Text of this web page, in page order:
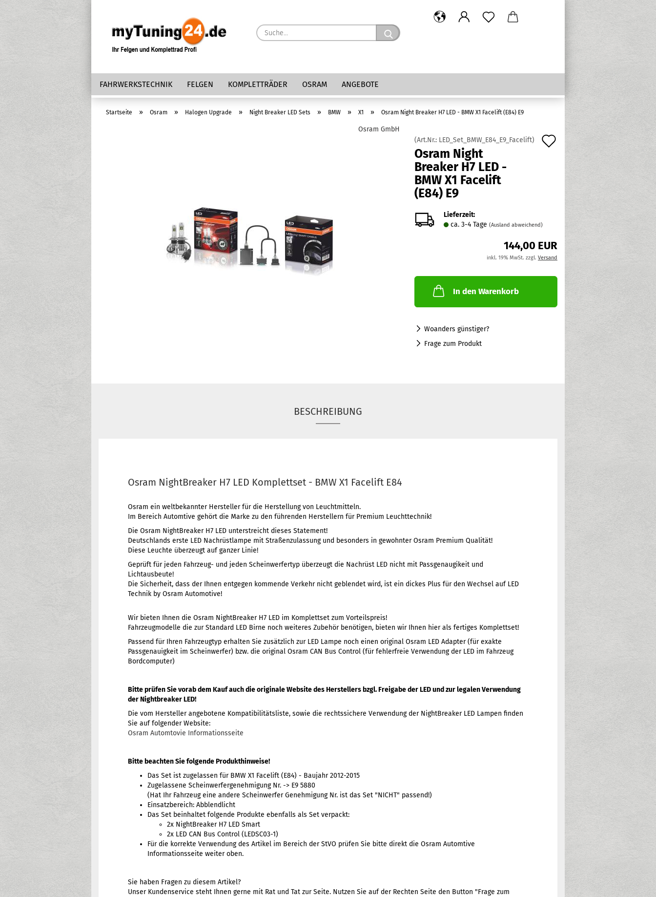
Suche...
FAHRWERKSTECHNIK FELGEN KOMPLETTRÄDER OSRAM ANGEBOTE
Startseite » Osram » Halogen Upgrade » Night Breaker LED Sets » BMW » X1 » Osram Night Breaker H7 LED - BMW X1 Facelift (E84) E9
Osram GmbH
(Art.Nr.: LED_Set_BMW_E84_E9_Facelift)
Merkzettel
Osram Night
Breaker H7 LED -
BMW X1 Facelift
(E84) E9
Lieferzeit:
ca. 3-4 Tage (Ausland abweichend)
144,00 EUR
inkl. 19% MwSt. zzgl. Versand
In den Warenkorb
Woanders günstiger?
Frage zum Produkt
BESCHREIBUNG
Osram NightBreaker H7 LED Komplettset - BMW X1 Facelift E84
Osram ein weltbekannter Hersteller für die Herstellung von Leuchtmitteln.
Im Bereich Automtive gehört die Marke zu den führenden Herstellern für Premium Leuchttechnik!
Die Osram NightBreaker H7 LED unterstreicht dieses Statement!
Deutschlands erste LED Nachrüstlampe mit Straßenzulassung und besonders in gewohnter Osram Premium Qualität!
Diese Leuchte überzeugt auf ganzer Linie!
Geprüft für jeden Fahrzeug- und jeden Scheinwerfertyp überzeugt die Nachrüst LED nicht mit Passgenaugikeit und
Lichtausbeute!
Die Sicherheit, dass der Ihnen entgegen kommende Verkehr nicht geblendet wird, ist ein dickes Plus für den Wechsel auf LED
Technik by Osram Automotive!
Wir bieten Ihnen die Osram NightBreaker H7 LED im Komplettset zum Vorteilspreis!
Fahrzeugmodelle die zur Standard LED Birne noch weiteres Zubehör benötigen, bieten wir Ihnen hier als fertiges Komplettset!
Passend für Ihren Fahrzeugtyp erhalten Sie zusätzlich zur LED Lampe noch einen original Osram LED Adapter (für exakte
Passgenauigkeit im Scheinwerfer) bzw. die original Osram CAN Bus Control (für fehlerfreie Verwendung der LED im Fahrzeug
Bordcomputer)
Bitte prüfen Sie vorab dem Kauf auch die originale Website des Herstellers bzgl. Freigabe der LED und zur legalen Verwendung
der Nightbreaker LED!
Die vom Hersteller angebotene Kompatibilitätsliste, sowie die rechtssichere Verwendung der NightBreaker LED Lampen finden
Sie auf folgender Website:
Osram Automtovie Informationsseite
Bitte beachten Sie folgende Produkthinweise!
Das Set ist zugelassen für BMW X1 Facelift (E84) - Baujahr 2012-2015
Zugelassene Scheinwerfergenehmigung Nr. -> E9 5880
(Hat Ihr Fahrzeug eine andere Scheinwerfer Genehmigung Nr. ist das Set "NICHT" passend!)
Einsatzbereich: Abblendlicht
Das Set beinhaltet folgende Produkte ebenfalls als Set verpackt:
2x NightBreaker H7 LED Smart
2x LED CAN Bus Control (LEDSC03-1)
Für die korrekte Verwendung des Artikel im Bereich der StVO prüfen Sie bitte direkt die Osram Automtive
Informationsseite weiter oben.
Sie haben Fragen zu diesem Artikel?
Unser Kundenservice steht Ihnen gerne mit Rat und Tat zur Seite. Nutzen Sie auf der Rechten Seite den Button "Frage zum